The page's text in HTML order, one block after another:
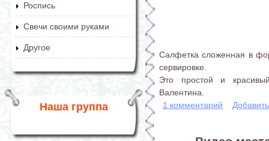
Роспись
Свечи своими руками
Другое
Наша группа
Салфетка сложенная в
сервировке.
Это простой и
Валентина.
1 комментарий